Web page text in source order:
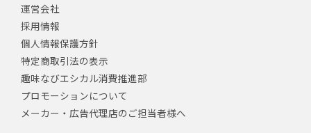
運営会社
採用情報
個人情報保護方針
特定商取引法の表示
趣味なびエシカル消費推進部
プロモーションについて
メーカー・広告代理店のご担当者様へ